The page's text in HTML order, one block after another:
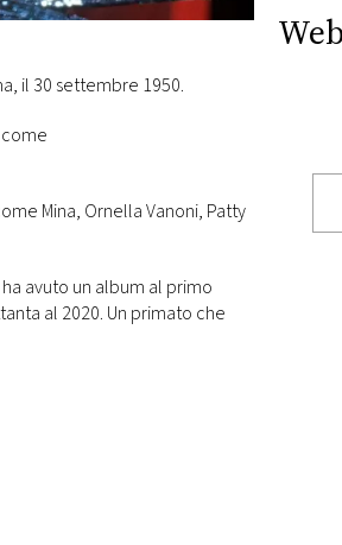
il 30 settembre 1950.
Mina, Ornella Vanoni, Patty
avuto un album al primo
al 2020. Un primato che